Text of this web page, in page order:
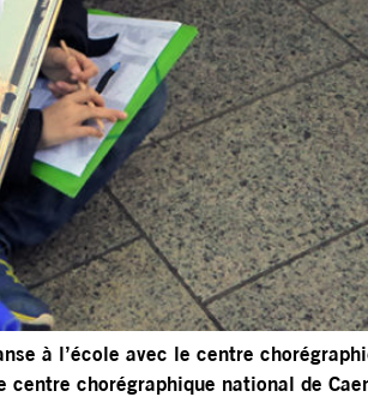
à l’école avec le centre
chorégraphique national de